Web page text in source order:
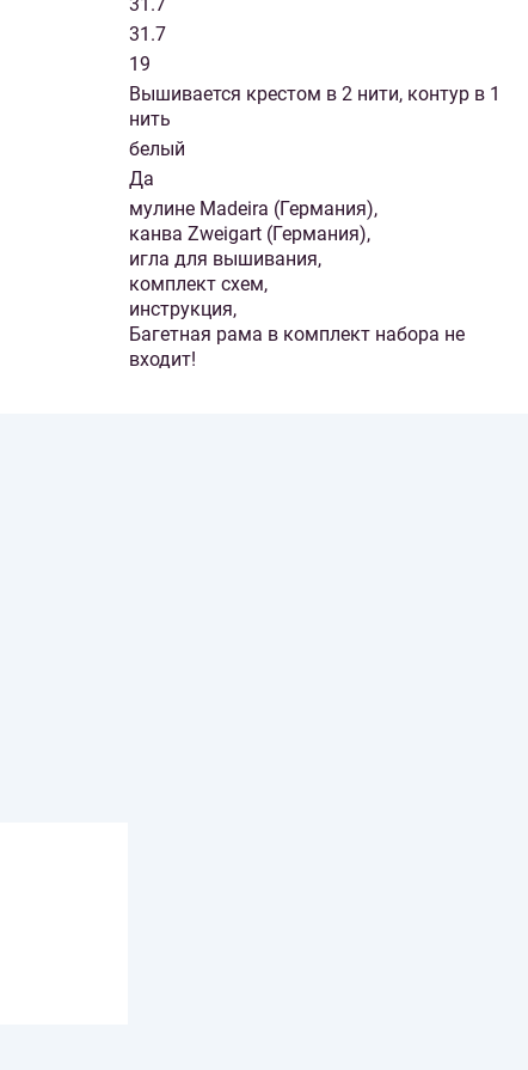
31.7
19
Вышивается крестом в 2 нити, контур в 1
нить
белый
Да
мулине Madeira (Германия),
канва Zweigart (Германия),
игла для вышивания,
комплект схем,
инструкция,
Багетная рама в комплект набора не
входит!